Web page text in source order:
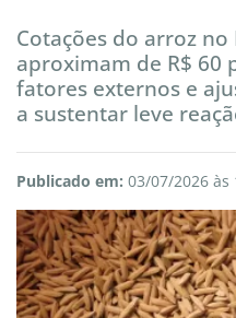
Cotações do arroz no
aproximam de R$ 60
fatores externos e
a sustentar leve
Publicado em: 03/07/2026 às